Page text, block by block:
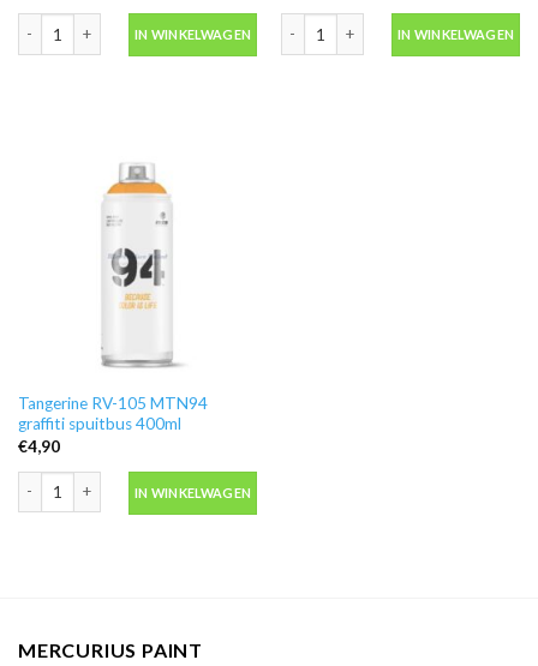
IN WINKELWAGEN IN WINKELWAGEN
Tangerine RV-105 MTN94
graffiti spuitbus 400ml
€4,90
IN WINKELWAGEN
MERCURIUS PAINT